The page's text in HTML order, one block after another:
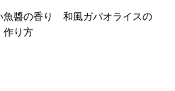
魚醬の香り 和風ガパオライスの
作り方